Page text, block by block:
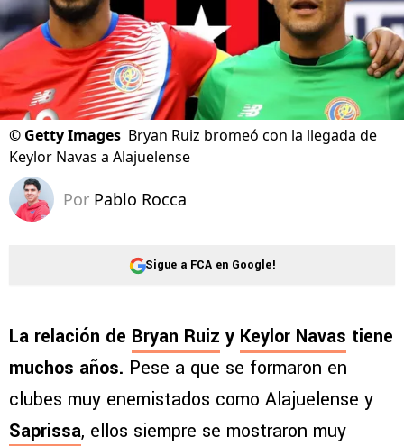
© Getty Images Bryan Ruiz bromeó con la llegada de
Keylor Navas a Alajuelense
Por Pablo Rocca
Sigue a FCA en Google!
La relación de Bryan Ruiz y Keylor Navas tiene
muchos años. Pese a que se formaron en
clubes muy enemistados como Alajuelense y
Saprissa, ellos siempre se mostraron muy